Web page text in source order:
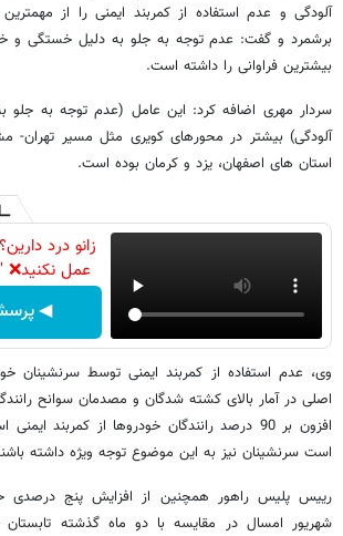
آلودگی و عدم استفاده از کمربند ایمنی را از
بیشترین فراوانی را داشته است.
سردار مهری اضافه کرد: این عامل (عدم توجه به
آلودگی) بیشتر در محورهای کویری مثل مسیر تهران-
استان های اصفهان، یزد و کرمان بوده است.
زانو درد
عمل
◀
وی، عدم استفاده از کمربند ایمنی توسط سرنشینان
اصلی در آمار بالای کشته شدگان و مصدمان سوانح
افزون بر 90 درصد رانندگان خودروها از کمربند
است سرنشینان نیز به این موضوع توجه ویژه داشته